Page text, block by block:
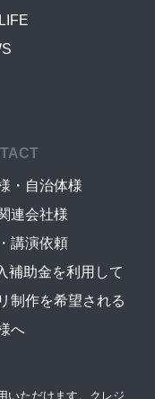
・自治体様
連会社様
講演依頼
補助金を利用して
制作を希望される
へ
いただけます。クレジ